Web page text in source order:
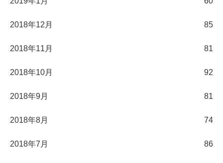
2018年12月 85
2018年11月 81
2018年10月 92
2018年9月 81
2018年8月 74
2018年7月 86